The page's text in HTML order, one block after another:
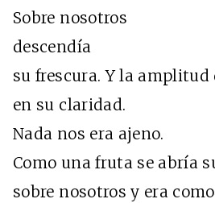
Sobre nosotros
descendía
su frescura. Y la amplitud
en su claridad.
Nada nos era ajeno.
Como una fruta se abría
sobre nosotros y era